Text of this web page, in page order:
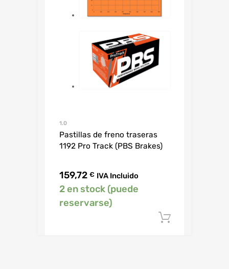
1.0
Pastillas de freno traseras
1192 Pro Track (PBS Brakes)
159,72 € IVA Incluido
2 en stock (puede
reservarse)